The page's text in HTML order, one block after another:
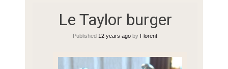
Le Taylor burger
Published 12 years ago by Florent